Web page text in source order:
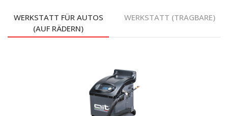
WERKSTATT FÜR AUTOS
(AUF RÄDERN)
WERKSTATT (TRAGBARE)